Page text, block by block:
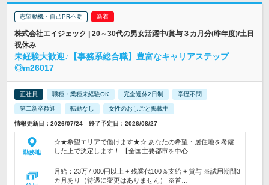
志望動機・自己PR不要
株式会社エイジェック | 20～30代の男女活躍中/賞与３カ月分(昨年度)/土日
祝休み
未経験大歓迎♪【事務系総合職】豊富なキャリアステップ
◎m26017
正社員 職種・業種未経験OK 完全週休2日制 学歴不問
第二新卒歓迎 転勤なし 女性のおしごと掲載中
情報更新日：2026/07/24 終了予定日：2026/08/27
勤務地
☆★希望エリアで働けます★☆ あなたの希望・居住地を考慮
した上で決定します！ 【全国主要都市を中心…
月給：23万7,000円以上 + 残業代100％支給 + 賞与 ※試用期間3
カ月あり（待遇に変更はありません） ※首…